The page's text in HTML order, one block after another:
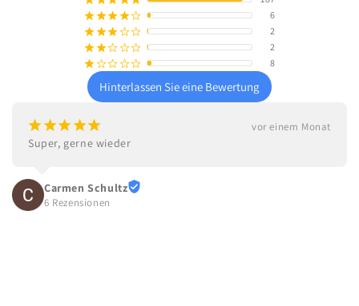
¡¡¡¡¢ 6
¡¡¡¢¢ 2
¡¡¢¢¢ 2
¡¢¢¢¢ 8
Hinterlassen Sie eine Bewertung
¡¡¡¡¡ vor einem Monat
Super, gerne wieder
Carmen Schultz
6 Rezensionen